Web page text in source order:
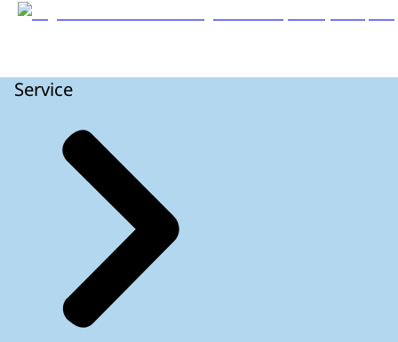
Service